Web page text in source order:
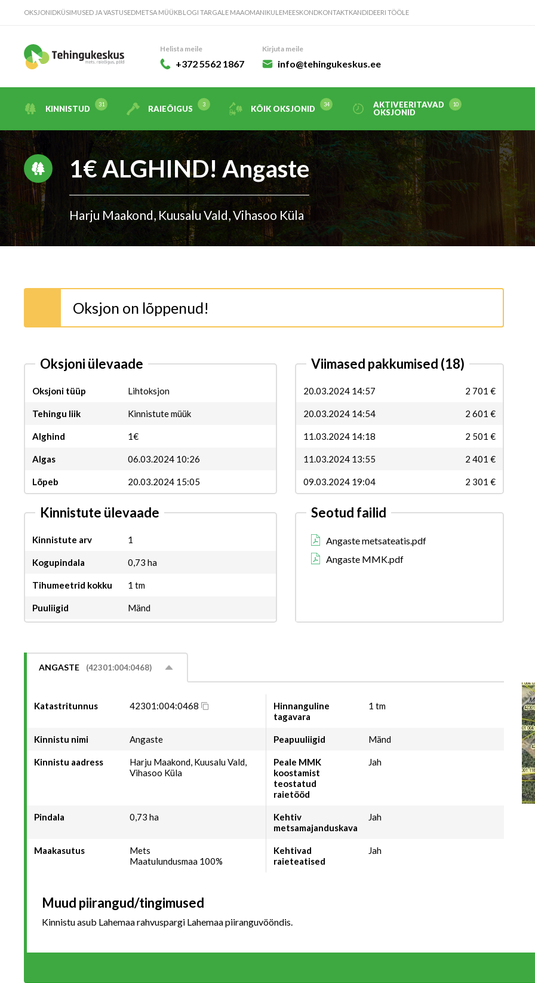
OKSJONIDKÜSIMUSED JA VASTUSEDMETSA MÜÜKBLOGI TARGALE MAAOMANIKULEMEESKONDKONTAKTKANDIDEERI TÖÖLE
Helista meile
+372 5562 1867
Kirjuta meile
info@tehingukeskus.ee
KINNISTUD RAIEÕIGUS KÕIK OKSJONID
AKTIVEERITAVAD
OKSJONID
1€ ALGHIND! Angaste
Harju Maakond, Kuusalu Vald, Vihasoo Küla
Oksjon on lõppenud!
Oksjoni ülevaade
Oksjoni tüüp Lihtoksjon
Tehingu liik Kinnistute müük
Alghind 1€
Algas 06.03.2024 10:26
Lõpeb 20.03.2024 15:05
Viimased pakkumised (18)
20.03.2024 14:57 2 701 €
20.03.2024 14:54 2 601 €
11.03.2024 14:18 2 501 €
11.03.2024 13:55 2 401 €
09.03.2024 19:04 2 301 €
Kinnistute ülevaade
Kinnistute arv 1
Kogupindala 0,73 ha
Tihumeetrid kokku 1 tm
Puuliigid Mänd
Seotud failid
Angaste metsateatis.pdf
Angaste MMK.pdf
ANGASTE (42301:004:0468)
Katastritunnus 42301:004:0468
Hinnanguline
tagavara
1 tm
Kinnistu nimi Angaste Peapuuliigid Mänd
Kinnistu aadress
Harju Maakond, Kuusalu Vald,
Vihasoo Küla
Peale MMK
koostamist
teostatud
raietööd
Jah
Pindala 0,73 ha
Kehtiv
metsamajanduskava
Jah
Maakasutus
Mets
Maatulundusmaa 100%
Kehtivad
raieteatised
Jah
Muud piirangud/tingimused
Kinnistu asub Lahemaa rahvuspargi Lahemaa piiranguvööndis.